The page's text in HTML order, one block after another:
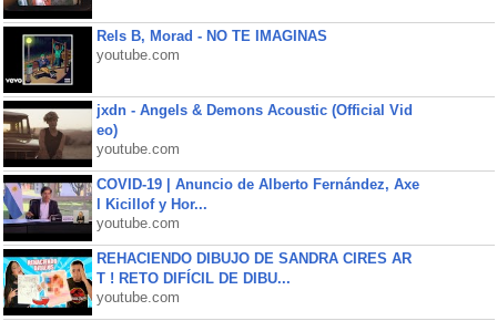
Rels B, Morad - NO TE IMAGINAS
youtube.com
jxdn - Angels & Demons Acoustic (Official Vid
eo)
youtube.com
COVID-19 | Anuncio de Alberto Fernández, Axe
l Kicillof y Hor...
youtube.com
REHACIENDO DIBUJO DE SANDRA CIRES AR
T ! RETO DIFÍCIL DE DIBU...
youtube.com